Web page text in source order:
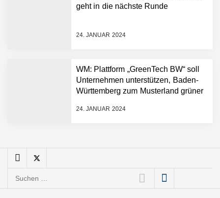
geht in die nächste Runde
24. JANUAR 2024
WM: Plattform „GreenTech BW“ soll
Unternehmen unterstützen, Baden-
Württemberg zum Musterland grüner
24. JANUAR 2024
Pyck im Employer Portrait
Maximilian Mack von Pyck
Software – flexibel, offen,
Suchen